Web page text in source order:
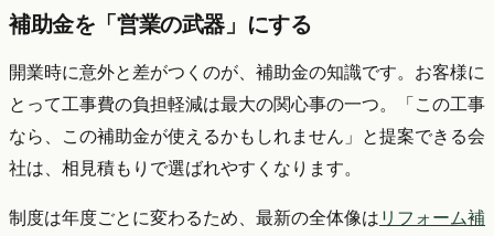
補助金を「営業の武器」にする
開業時に意外と差がつくのが、補助金の知識です。お客様に
とって工事費の負担軽減は最大の関心事の一つ。「この工事
なら、この補助金が使えるかもしれません」と提案できる会
社は、相見積もりで選ばれやすくなります。
制度は年度ごとに変わるため、最新の全体像は リフォーム補